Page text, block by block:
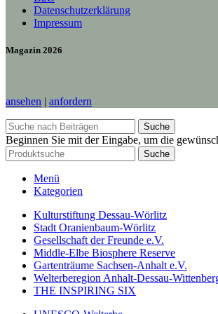
Datenschutzerklärung
Impressum
Magazin 2026
ansehen | anfordern
Suche
Beginnen Sie mit der Eingabe, um die
Suche
Menü
Kategorien
Kulturstiftung Dessau-Wörlitz
Stadt Oranienbaum-Wörlitz
Gesellschaft der Freunde e.V.
Middle-Elbe Biosphere Reserve
Gartenträume Sachsen-Anhalt e.V.
Welterberegion Anhalt-Dessau-
THE INSPIRING SIX